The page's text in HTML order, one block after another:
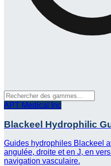
APT Medical Inc
Blackeel Hydrophilic
Guides hydrophiles Blackeel
angulée, droite et en J, en
navigation vasculaire.